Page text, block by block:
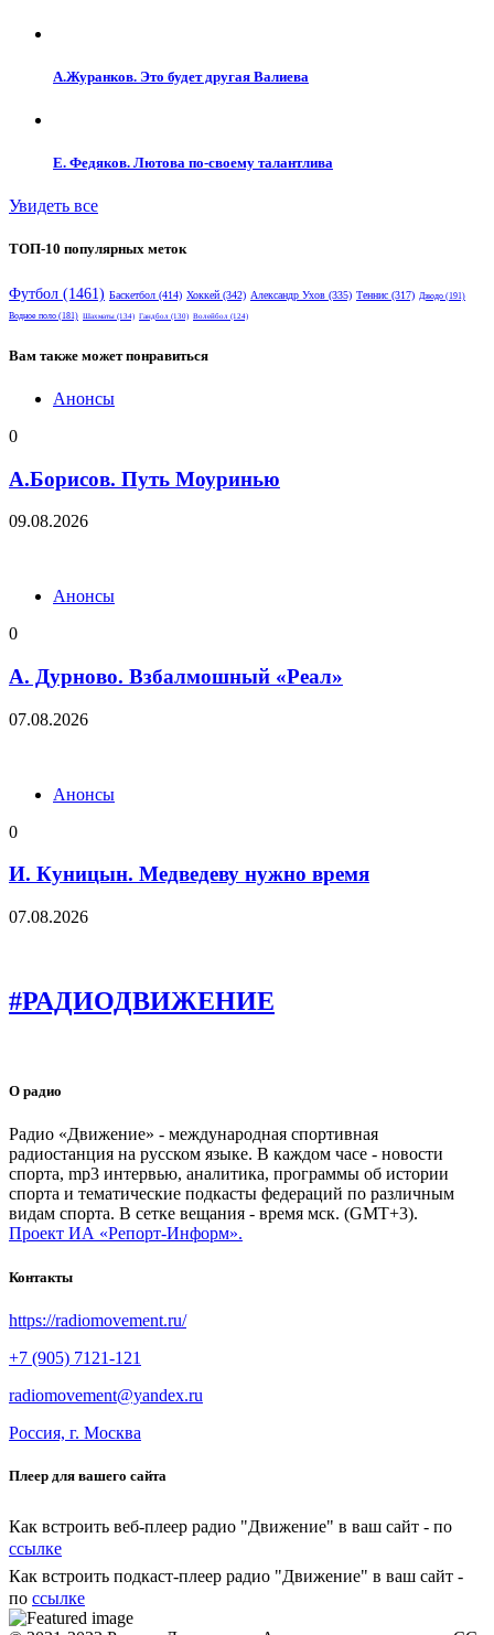
А.Журанков. Это будет другая Валиева
Е. Федяков. Лютова по-своему талантлива
Увидеть все
ТОП-10 популярных меток
Футбол (1461) Баскетбол (414) Хоккей (342) Александр Ухов (335) Теннис (317) Дзюдо (191)
Водное поло (181) Шахматы (134) Гандбол (130) Волейбол (124)
Вам также может понравиться
Анонсы
0
А.Борисов. Путь Моуринью
09.08.2026
Анонсы
0
А. Дурново. Взбалмошный «Реал»
07.08.2026
Анонсы
0
И. Куницын. Медведеву нужно время
07.08.2026
#РАДИОДВИЖЕНИЕ
О радио
Радио «Движение» - международная спортивная
радиостанция на русском языке. В каждом часе - новости
спорта, mp3 интервью, аналитика, программы об истории
спорта и тематические подкасты федераций по различным
видам спорта. В сетке вещания - время мск. (GMT+3).
Проект ИА «Репорт-Информ».
Контакты
https://radiomovement.ru/
+7 (905) 7121-121
radiomovement@yandex.ru
Россия, г. Москва
Плеер для вашего сайта
Как встроить веб-плеер радио "Движение" в ваш сайт - по
ссылке
Как встроить подкаст-плеер радио "Движение" в ваш сайт -
по ссылке